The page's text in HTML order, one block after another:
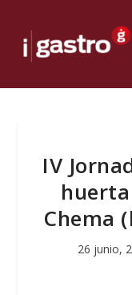
IV
Chema
26 junio,